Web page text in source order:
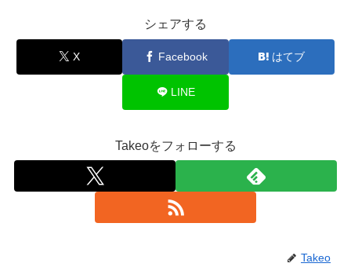
シェアする
X Facebook はてブ
LINE
Takeoをフォローする
Takeo